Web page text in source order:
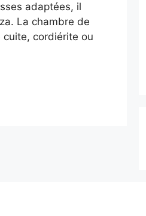
adaptées, il
La chambre de
cordiérite ou